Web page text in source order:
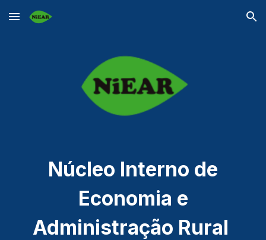
Skip to main content Skip to navigation
Núcleo Interno de
Economia e
Administração Rural